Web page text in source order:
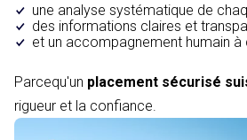
une analyse systématique de
des informations claires et
et un accompagnement humain à
Parcequ'un placement sécurisé
rigueur et la confiance.